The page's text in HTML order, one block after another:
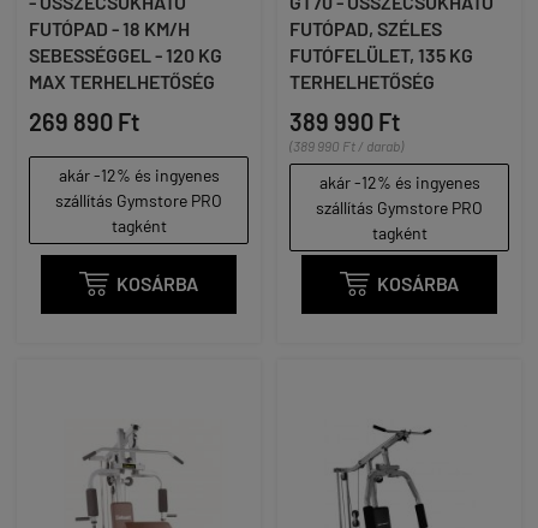
FUTÓPAD - 18 KM/H
SEBESSÉGGEL - 120 KG
MAX TERHELHETŐSÉG
269 890 Ft
akár -12% és ingyenes
szállítás Gymstore PRO
tagként
 KOSÁRBA
FUTÓPAD, SZÉLES
FUTÓFELÜLET, 135 KG
TERHELHETŐSÉG
389 990 Ft
(389 990 Ft / darab)
akár -12% és ingyenes
szállítás Gymstore PRO
tagként
 KOSÁRBA